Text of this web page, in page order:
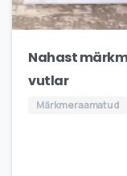
Nahast
vutlar
Märkmeraamatud